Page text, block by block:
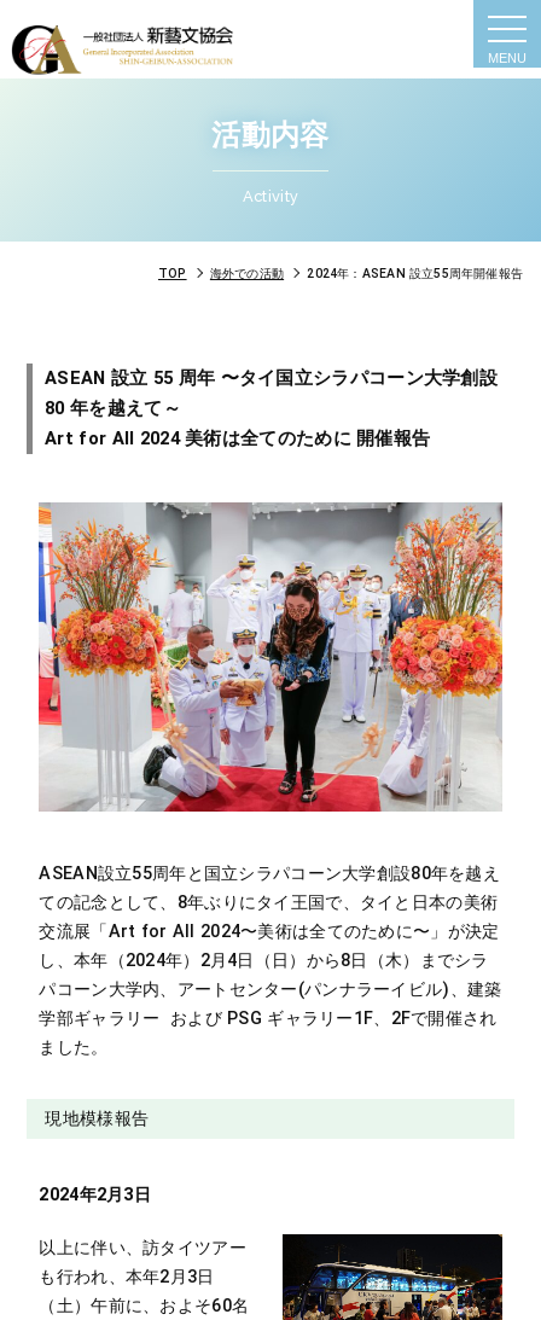
活動内容
Activity
TOP 海外での活動 2024年：ASEAN 設立55周年開催報告
ASEAN 設立 55 周年 〜タイ国立シラパコーン大学創設
80 年を越えて～
Art for All 2024 美術は全てのために 開催報告
ASEAN設立55周年と国立シラパコーン大学創設80年を越え
ての記念として、8年ぶりにタイ王国で、タイと日本の美術
交流展「Art for All 2024〜美術は全てのために〜」が決定
し、本年（2024年）2月4日（日）から8日（木）までシラ
パコーン大学内、アートセンター(パンナラーイビル)、建築
学部ギャラリー および PSG ギャラリー1F、2Fで開催され
ました。
現地模様報告
2024年2月3日
以上に伴い、訪タイツアー
も行われ、本年2月3日
（土）午前に、およそ60名